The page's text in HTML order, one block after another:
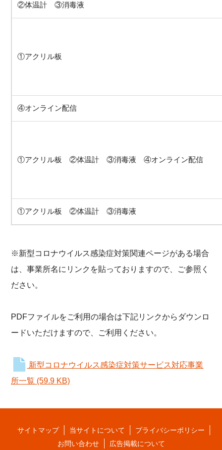
②体温計 ③消毒液
①アクリル板
④オンライン配信
①アクリル板 ②体温計 ③消毒液 ④オンライン配信
①アクリル板 ②体温計 ③消毒液
※新型コロナウイルス感染症対策関連ページがある場合
は、事業所名にリンクを貼っておりますので、ご参照く
ださい。
PDFファイルをご利用の場合は下記リンクからダウンロ
ードいただけますので、ご利用ください。
新型コロナウイルス感染症対策サービス対応事業
所一覧 (59.9 KB)
サイトマップ 当サイトについて
プライバシーポリシー
お問い合わせ
広告掲載について